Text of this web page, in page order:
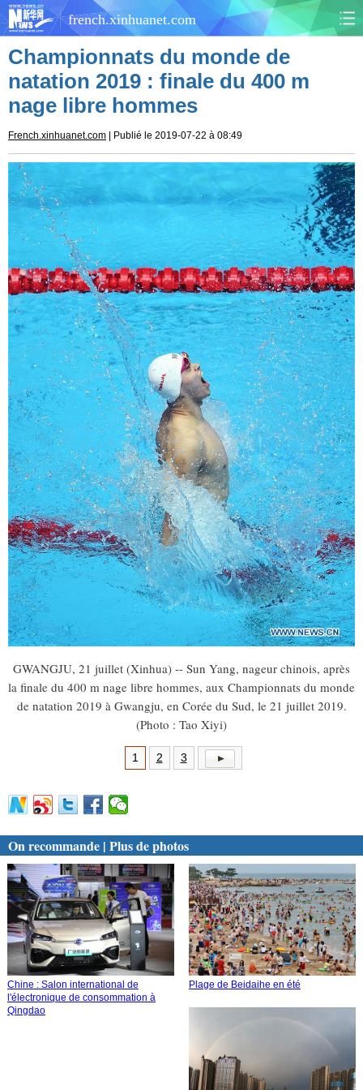
french.xinhuanet.com
CHINE MONDE
AFRIQUE
CULTURE
SANTÉ SPORTS
SCI&TECH PLANÈTE
TOURISME DOCUMENTS
DOSSIERS PHOTOS
VIDÉOS
Championnats du monde de
natation 2019 : finale du 400 m
nage libre hommes
French.xinhuanet.com | Publié le 2019-07-22 à 08:49
GWANGJU, 21 juillet (Xinhua) -- Sun Yang, nageur chinois, après
la finale du 400 m nage libre hommes, aux Championnats du monde
de natation 2019 à Gwangju, en Corée du Sud, le 21 juillet 2019.
(Photo : Tao Xiyi)
1 2 3
On recommande | Plus de photos
Chine : Salon international de
l'électronique de consommation à
Qingdao
Plage de Beidaihe en été